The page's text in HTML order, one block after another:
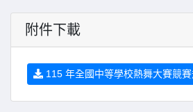
附件下載
115 年全國中等學校熱舞大賽競